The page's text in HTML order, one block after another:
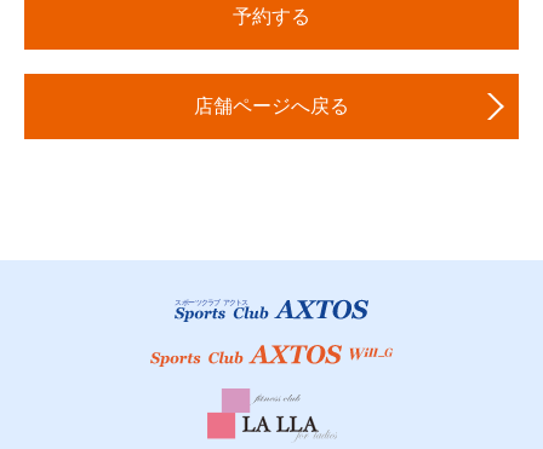
自己の責任と危険負担において、また自己の健康管理に基づ
いてクラブ施設を利用していただきます。
賠償の責任を負いません。 また、クラブ施設の利用中、自己の
合は、当社は速やかにその賠償の責に任ずるものとします。
ただきます。また、各種案内やその他必要な連絡をさせていただく
十六電算デジタルサービス株式会社に業務委託しております。
予約する
店舗ページへ戻る